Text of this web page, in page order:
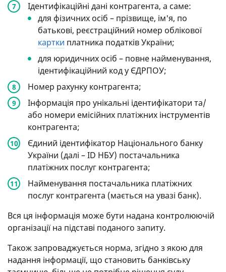
Ідентифікаційні дані контрагента, а саме:
для фізичних осіб – прізвище, ім'я, по
батькові, реєстраційний номер облікової
картки платника податків України;
для юридичних осіб – повне найменування,
ідентифікаційний код у ЄДРПОУ;
Номер рахунку контрагента;
Інформація про унікальні ідентифікатори та/
або номери емісійних платіжних інструментів
контрагента;
Єдиний ідентифікатор Національного банку
України (далі – ID НБУ) постачальника
платіжних послуг контрагента;
Найменування постачальника платіжних
послуг контрагента (мається на увазі банк).
Вся ця інформація може бути надана контролюючій
організації на підставі поданого запиту.
Також запроваджується норма, згідно з якою для
надання інформації, що становить банківську